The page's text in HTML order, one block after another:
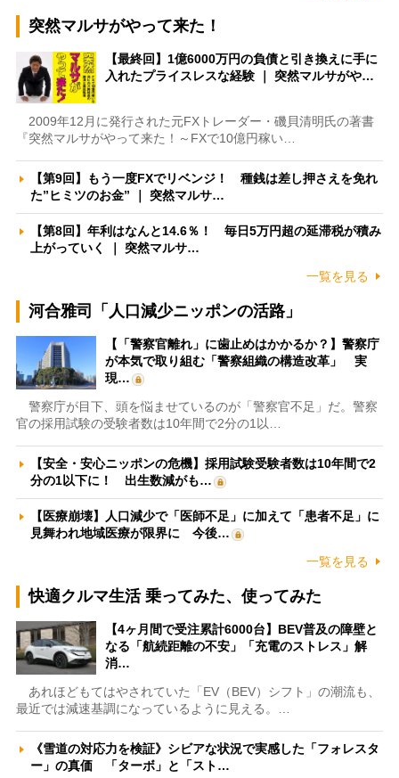
突然マルサがやって来た！
【最終回】1億6000万円の負債と引き換えに手に
入れたプライスレスな経験 ｜ 突然マルサがや…
2009年12月に発行された元FXトレーダー・磯貝清明氏の著書
『突然マルサがやって来た！～FXで10億円稼い…
【第9回】もう一度FXでリベンジ！ 種銭は差し押さえを免れ
た”ヒミツのお金” ｜ 突然マルサ…
【第8回】年利はなんと14.6％！ 毎日5万円超の延滞税が積み
上がっていく ｜ 突然マルサ…
一覧を見る
河合雅司「人口減少ニッポンの活路」
【「警察官離れ」に歯止めはかかるか？】警察庁
が本気で取り組む「警察組織の構造改革」 実
現…
警察庁が目下、頭を悩ませているのが「警察官不足」だ。警察
官の採用試験の受験者数は10年間で2分の1以…
【安全・安心ニッポンの危機】採用試験受験者数は10年間で2
分の1以下に！ 出生数減がも…
【医療崩壊】人口減少で「医師不足」に加えて「患者不足」に
見舞われ地域医療が限界に 今後…
一覧を見る
快適クルマ生活 乗ってみた、使ってみた
【4ヶ月間で受注累計6000台】BEV普及の障壁と
なる「航続距離の不安」「充電のストレス」解
消…
あれほどもてはやされていた「EV（BEV）シフト」の潮流も、
最近では減速基調になっているように見える。…
《雪道の対応力を検証》シビアな状況で実感した「フォレスタ
ー」の真価 「ターボ」と「スト…